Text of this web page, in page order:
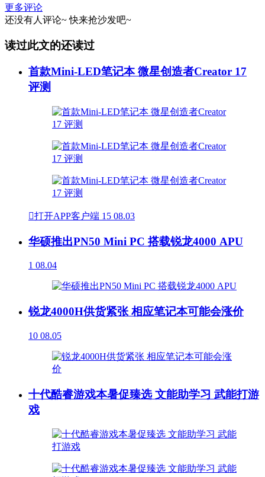
更多评论
还没有人评论~ 快来抢沙发吧~
读过此文的还读过
首款Mini-LED笔记本 微星创造者Creator 17
评测
打开APP客户端 15 08.03
华硕推出PN50 Mini PC 搭载锐龙4000 APU
1 08.04
锐龙4000H供货紧张 相应笔记本可能会涨价
10 08.05
十代酷睿游戏本暑促臻选 文能助学习 武能打游
戏